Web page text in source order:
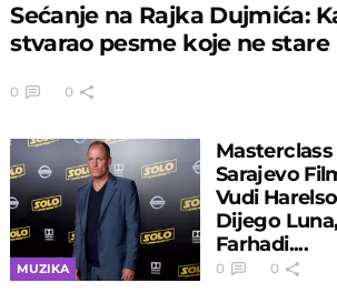
Sećanje na Rajka Dujmića:
stvarao pesme koje ne stare
0 0
MUZIKA
Sarajevo
Vudi
Dijego
Farhadi....
0 0